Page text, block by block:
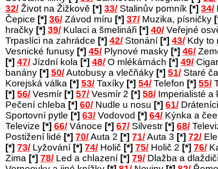
32/ Život na Žižkově [*] 33/ Stalinův pomník [*] 34/
Čepice [*] 36/ Závod míru [*] 37/ Muzika, písničky
hračky [*] 39/ Kulaci a šmelináři [*] 40/ Veřejné
Trpaslíci na zahrádce [*] 42/ Stonání [*] 43/ Kdy to
Vesnické funusy [*] 45/ Plynové masky [*] 46/
[*] 47/ Jízdní kola [*] 48/ O mlékárnách [*] 49/
banány [*] 50/Autobusy a vlečňáky [*] 51/ Staré
Korejská válka [*] 53/ Taxíky [*] 54/ Telefon [*] 55/
[*] 56/ Vesmír [*] 57/ Vesmír 2 [*] 58/ Imperialisté a
Pečení chleba [*] 60/ Nudle u nosu [*] 61/
Sportovní pytle [*] 63/ Vodovod [*] 64/ Kýnka a
Televize [*] 66/ Vánoce [*] 67/ Silvestr [*] 68/
Postižení lidé [*] 70/Auta 2 [*] 71/Auta 3 [*] 72/
[*] 73/ Lyžování [*] 74/ Holič [*] 75/ Holič 2 [*] 76/
Zima [*] 78/ Led a chlazení [*] 79/ Dlažba a